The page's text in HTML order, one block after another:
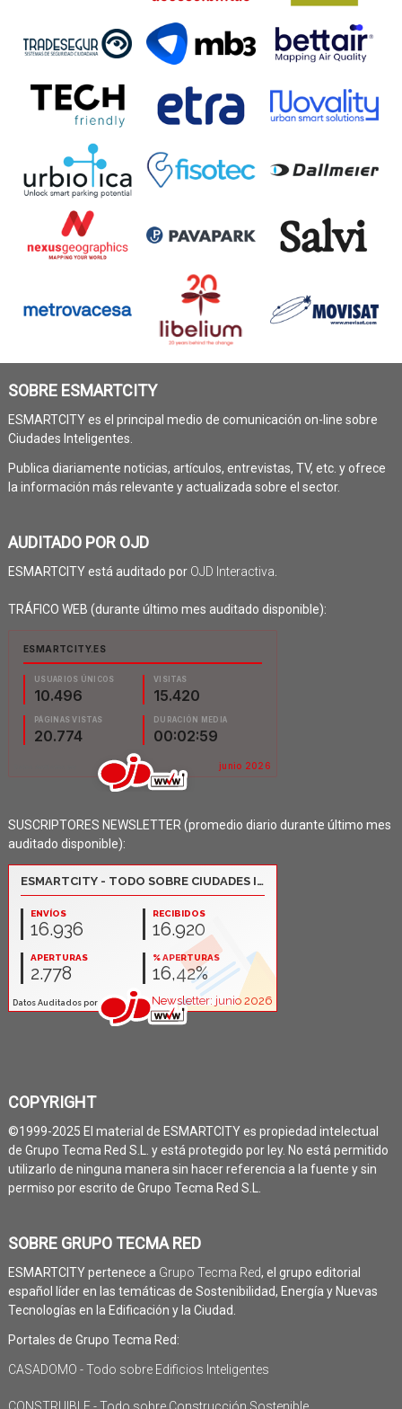
SOBRE ESMARTCITY
ESMARTCITY es el principal medio de comunicación on-line sobre
Ciudades Inteligentes.
Publica diariamente noticias, artículos, entrevistas, TV, etc. y ofrece
la información más relevante y actualizada sobre el sector.
AUDITADO POR OJD
ESMARTCITY está auditado por OJD Interactiva
TRÁFICO WEB (durante último mes auditado disponible):
SUSCRIPTORES NEWSLETTER (promedio diario durante último mes
auditado disponible):
COPYRIGHT
©1999-2025 El material de ESMARTCITY es propiedad intelectual
de Grupo Tecma Red S.L. y está protegido por ley. No está permitido
utilizarlo de ninguna manera sin hacer referencia a la fuente y sin
permiso por escrito de Grupo Tecma Red S.L.
SOBRE GRUPO TECMA RED
ESMARTCITY pertenece a Grupo Tecma Red, el grupo editorial
español líder en las temáticas de Sostenibilidad, Energía y Nuevas
Tecnologías en la Edificación y la Ciudad.
Portales de Grupo Tecma Red:
CASADOMO - Todo sobre Edificios Inteligentes